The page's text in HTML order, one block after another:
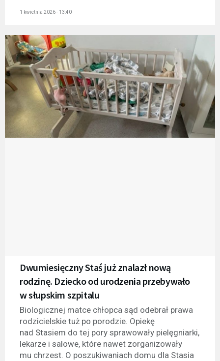
1 kwietnia 2026 - 13:40
Dwumiesięczny Staś już znalazł nową
rodzinę. Dziecko od urodzenia przebywało
w słupskim szpitalu
Biologicznej matce chłopca sąd odebrał prawa
rodzicielskie tuż po porodzie. Opiekę
nad Stasiem do tej pory sprawowały pielęgniarki,
lekarze i salowe, które nawet zorganizowały
mu chrzest. O poszukiwaniach domu dla Stasia